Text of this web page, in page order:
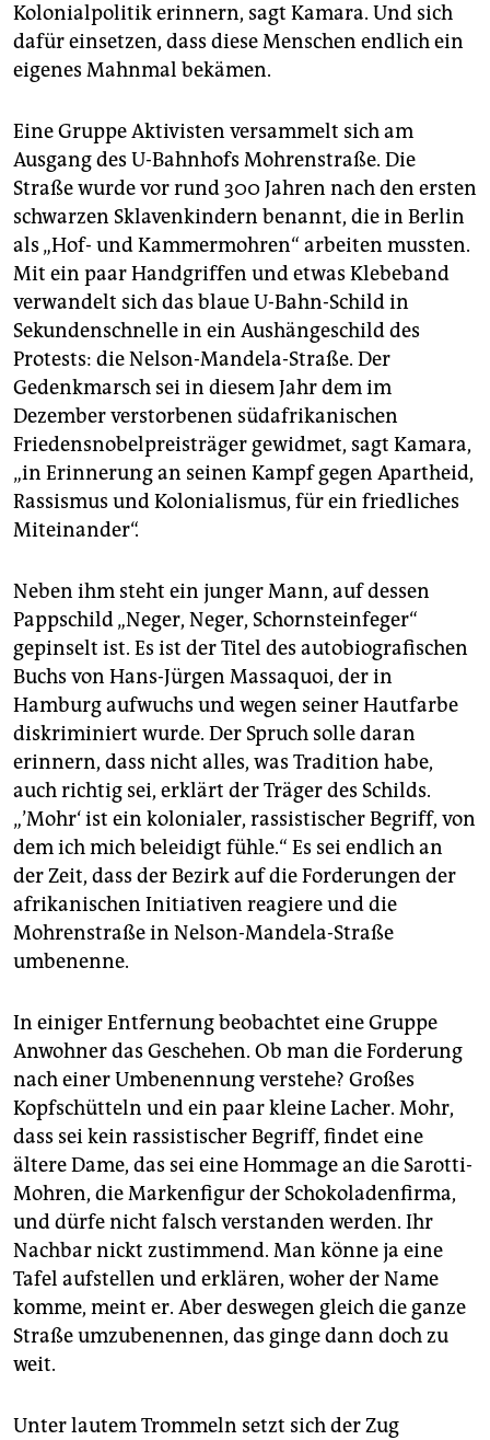
Kolonialpolitik erinnern, sagt Kamara. Und sich
dafür einsetzen, dass diese Menschen endlich ein
eigenes Mahnmal bekämen.
Eine Gruppe Aktivisten versammelt sich am
Ausgang des U-Bahnhofs Mohrenstraße. Die
Straße wurde vor rund 300 Jahren nach den ersten
schwarzen Sklavenkindern benannt, die in Berlin
als „Hof- und Kammermohren“ arbeiten mussten.
Mit ein paar Handgriffen und etwas Klebeband
verwandelt sich das blaue U-Bahn-Schild in
Sekundenschnelle in ein Aushängeschild des
Protests: die Nelson-Mandela-Straße. Der
Gedenkmarsch sei in diesem Jahr dem im
Dezember verstorbenen südafrikanischen
Friedensnobelpreisträger gewidmet, sagt Kamara,
„in Erinnerung an seinen Kampf gegen Apartheid,
Rassismus und Kolonialismus, für ein friedliches
Miteinander“.
Neben ihm steht ein junger Mann, auf dessen
Pappschild „Neger, Neger, Schornsteinfeger“
gepinselt ist. Es ist der Titel des autobiografischen
Buchs von Hans-Jürgen Massaquoi, der in
Hamburg aufwuchs und wegen seiner Hautfarbe
diskriminiert wurde. Der Spruch solle daran
erinnern, dass nicht alles, was Tradition habe,
auch richtig sei, erklärt der Träger des Schilds.
„’Mohr‘ ist ein kolonialer, rassistischer Begriff, von
dem ich mich beleidigt fühle.“ Es sei endlich an
der Zeit, dass der Bezirk auf die Forderungen der
afrikanischen Initiativen reagiere und die
Mohrenstraße in Nelson-Mandela-Straße
umbenenne.
In einiger Entfernung beobachtet eine Gruppe
Anwohner das Geschehen. Ob man die Forderung
nach einer Umbenennung verstehe? Großes
Kopfschütteln und ein paar kleine Lacher. Mohr,
dass sei kein rassistischer Begriff, findet eine
ältere Dame, das sei eine Hommage an die Sarotti-
Mohren, die Markenfigur der Schokoladenfirma,
und dürfe nicht falsch verstanden werden. Ihr
Nachbar nickt zustimmend. Man könne ja eine
Tafel aufstellen und erklären, woher der Name
komme, meint er. Aber deswegen gleich die ganze
Straße umzubenennen, das ginge dann doch zu
weit.
Unter lautem Trommeln setzt sich der Zug